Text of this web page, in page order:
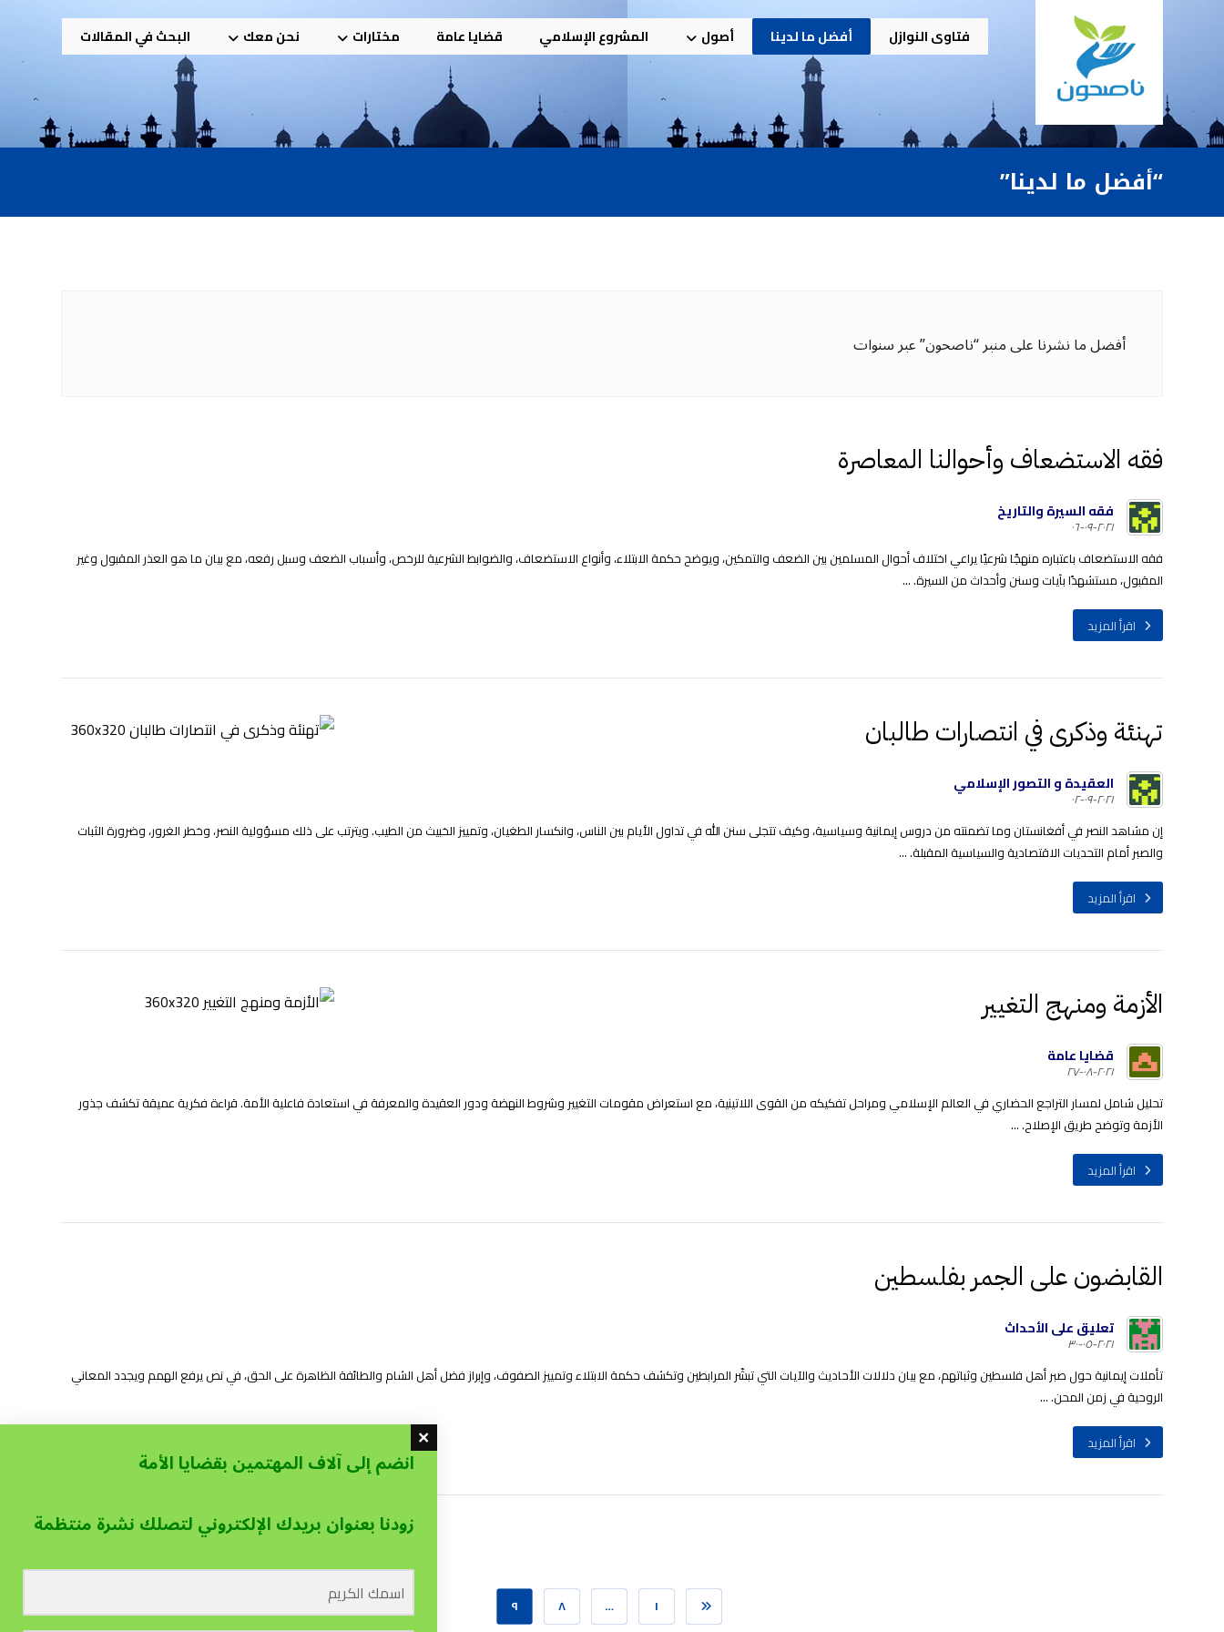
فتاوى النوازل أفضل ما لدينا أصول المشروع الإسلامي قضايا عامة مختارات نحن معك البحث في المقالات
“أفضل ما لدينا”
أفضل ما نشرنا على منبر “ناصحون” عبر سنوات
فقه الاستضعاف وأحوالنا المعاصرة
فقه السيرة والتاريخ
٢٠٢١-٠٩-٠٦
فقه الاستضعاف باعتباره منهجًا شرعيًا يراعي اختلاف أحوال المسلمين بين الضعف والتمكين، ويوضح حكمة الابتلاء، وأنواع الاستضعاف، والضوابط الشرعية للرخص، وأسباب الضعف وسبل رفعه، مع بيان ما هو العذر المقبول وغير
المقبول، مستشهدًا بآيات وسنن وأحداث من السيرة. ...
اقرأ المزيد
تهنئة وذكرى في انتصارات طالبان
العقيدة و التصور الإسلامي
٢٠٢١-٠٩-٠٢
إن مشاهد النصر في أفغانستان وما تضمنته من دروس إيمانية وسياسية، وكيف تتجلى سنن الله في تداول الأيام بين الناس، وانكسار الطغيان، وتمييز الخبيث من الطيب. ويترتب على ذلك مسؤولية النصر، وخطر الغرور، وضرورة الثبات
والصبر أمام التحديات الاقتصادية والسياسية المقبلة. ...
اقرأ المزيد
الأزمة ومنهج التغيير
قضايا عامة
٢٠٢١-٠٨-٢٧
تحليل شامل لمسار التراجع الحضاري في العالم الإسلامي ومراحل تفكيكه من القوى اللاتينية، مع استعراض مقومات التغيير وشروط النهضة ودور العقيدة والمعرفة في استعادة فاعلية الأمة. قراءة فكرية عميقة تكشف جذور
الأزمة وتوضح طريق الإصلاح. ...
اقرأ المزيد
القابضون على الجمر بفلسطين
تعليق على الأحداث
٢٠٢١-٠٥-٣٠
تأملات إيمانية حول صبر أهل فلسطين وثباتهم، مع بيان دلالات الأحاديث والآيات التي تبشّر المرابطين وتكشف حكمة الابتلاء وتمييز الصفوف، وإبراز فضل أهل الشام والطائفة الظاهرة على الحق، في نص يرفع الهمم ويجدد المعاني
الروحية في زمن المحن. ...
اقرأ المزيد
١ … ٨ ٩
انضم إلى آلاف المهتمين بقضايا الأمة
زودنا بعنوان بريدك الإلكتروني لتصلك نشرة منتظمة